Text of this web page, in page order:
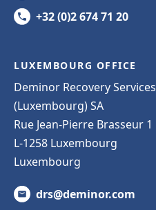
+32 (0)2 674 71 20
LUXEMBOURG OFFICE
Deminor Recovery Services
(Luxembourg) SA
Rue Jean-Pierre Brasseur 1
L-1258 Luxembourg
Luxembourg
drs@deminor.com